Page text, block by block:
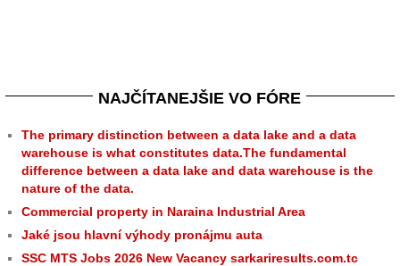
NAJČÍTANEJŠIE VO FÓRE
The primary distinction between a data lake and a data
warehouse is what constitutes data.The fundamental
difference between a data lake and data warehouse is the
nature of the data.
Commercial property in Naraina Industrial Area
Jaké jsou hlavní výhody pronájmu auta
SSC MTS Jobs 2026 New Vacancy sarkariresults.com.tc